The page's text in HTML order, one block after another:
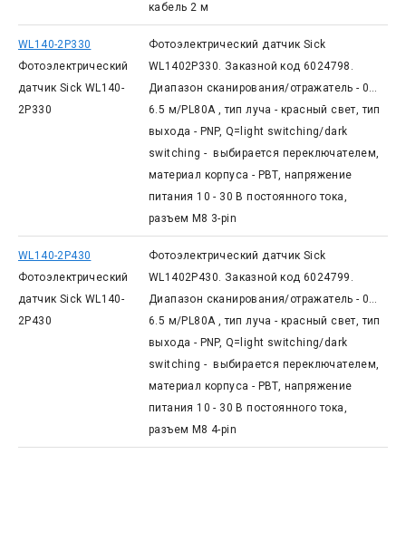
кабель 2 м
WL140-2P330
Фотоэлектрический
датчик Sick WL140-
2P330
Фотоэлектрический датчик Sick
WL1402P330. Заказной код 6024798.
Диапазон сканирования/отражатель - 0…
6.5 м/PL80A , тип луча - красный свет, тип
выхода - PNP, Q=light switching/dark
switching - выбирается переключателем,
материал корпуса - PBT, напряжение
питания 10 - 30 В постоянного тока,
разъем М8 3-pin
WL140-2P430
Фотоэлектрический
датчик Sick WL140-
2P430
Фотоэлектрический датчик Sick
WL1402P430. Заказной код 6024799.
Диапазон сканирования/отражатель - 0…
6.5 м/PL80A , тип луча - красный свет, тип
выхода - PNP, Q=light switching/dark
switching - выбирается переключателем,
материал корпуса - PBT, напряжение
питания 10 - 30 В постоянного тока,
разъем М8 4-pin